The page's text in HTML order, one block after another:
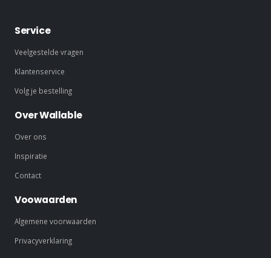
Service
Veelgestelde vragen
Klantenservice
Volg je bestelling
Over Wallable
Over ons
Inspiratie
Contact
Voowaarden
Algemene voorwaarden
Privacyverklaring